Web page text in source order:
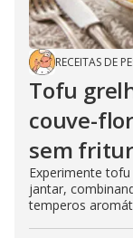
RECEITAS DE
Tofu
couve-
sem
Experimente
jantar,
temperos